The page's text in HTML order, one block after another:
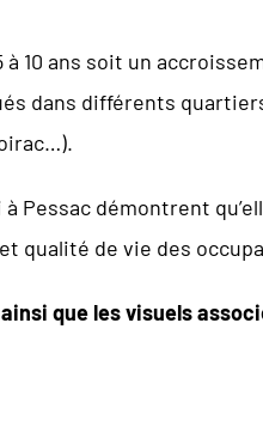
10 ans soit un
dans différents
Pessac démontrent
qualité de vie des
que les visuels